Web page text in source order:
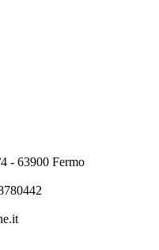
- 63900 Fermo